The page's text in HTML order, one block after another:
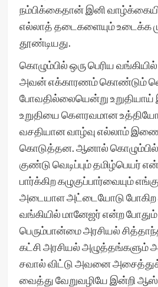
நம்பிக்கைதான் இனி
எல்லாத் தடைகளையும் உடைக்க
தூண்டியது.
கொழும்பில் ஒரு பெரிய
அவன் எக்காரணம் கொண்டும்
போவதில்லையென்று
உறுதியை கௌரவமான
வசதியான வாழ்வு எல்லாம்
கொடுத்தன. ஆனால் கொழும்பில்
குண்டு வெடிப்பும் தமிழ்பெயர்
பார்க்கிற கழுகுப்பார்வையும்
அடையாள அட்டையோடு போகிற
வங்கியில் மானேஜர் என்ற
பெரும்பான்மை அரசியல்
கட்சி அரசியல் அழுத்தங்களும்
சவால் விட்டு அவனை அசைத்துக்
வைத்து வேறுவழியே இன்றி